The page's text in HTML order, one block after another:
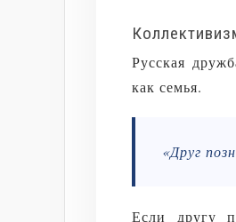
Русская
как семья.
«Друг
Если другу